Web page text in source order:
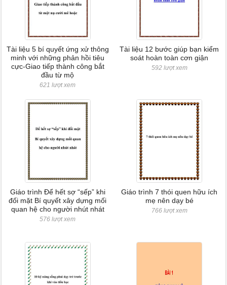
Tài liệu 5 bí quyết ứng xử thông
minh với những phản hồi tiêu
cực-Giao tiếp thành công bắt
đầu từ mộ
621 lượt xem
Tài liệu 12 bước giúp bạn kiểm
soát hoàn toàn cơn giận
592 lượt xem
Giáo trình Để hết sợ “sếp” khi
đối mặt Bí quyết xây dựng mối
quan hệ cho người nhút nhát
576 lượt xem
Giáo trình 7 thói quen hữu ích
mẹ nên dạy bé
766 lượt xem